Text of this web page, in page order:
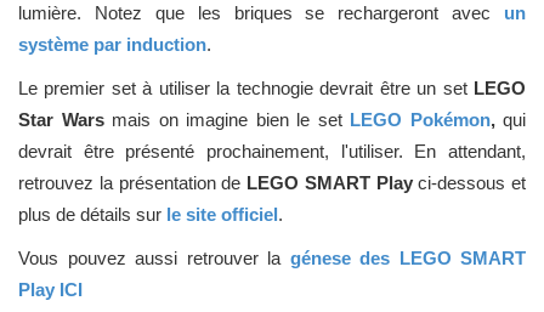
lumière. Notez que les briques se rechargeront avec un
système par induction.
Le premier set à utiliser la technogie devrait être un set LEGO
Star Warsmais on imagine bien le set LEGO Pokémon,qui
devrait être présenté prochainement, l'utiliser. En attendant,
retrouvez la présentation de LEGO SMART Playci-dessous et
plus de détails sur le site officiel.
Vous pouvez aussi retrouver la génese des LEGO SMART
Play ICI